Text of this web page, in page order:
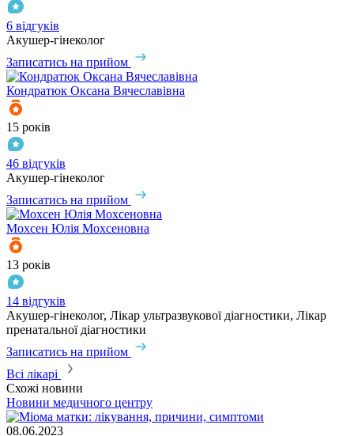
6 відгуків
Акушер-гінеколог
Записатись на прийом
Кондратюк Оксана Вячеславівна
15 років
46 відгуків
Акушер-гінеколог
Записатись на прийом
Мохсен Юлія Мохсеновна
13 років
14 відгуків
Акушер-гінеколог, Лікар ультразвукової діагностики, Лікар
пренатальної діагностики
Записатись на прийом
Всі лікарі
Схожі новини
Новини медичного центру
08.06.2023